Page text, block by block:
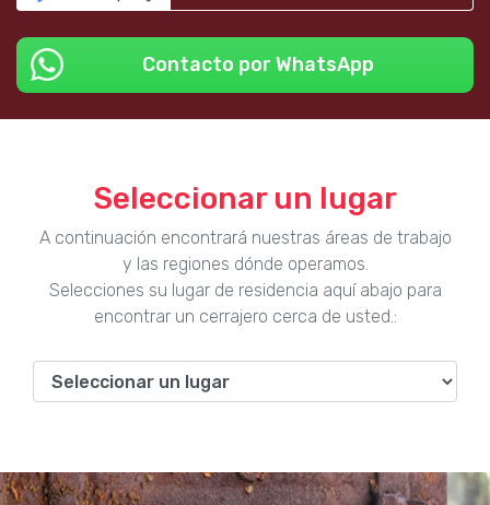
Contacto por WhatsApp
Seleccionar un lugar
A continuación encontrará nuestras áreas de trabajo
y las regiones dónde operamos.
Selecciones su lugar de residencia aquí abajo para
encontrar un cerrajero cerca de usted.: